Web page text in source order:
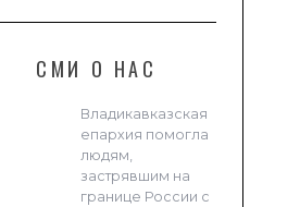
СМИ О НАС
Владикавказская
епархия помогла
людям,
застрявшим на
границе России с
ПРЕСТОЛЬНЫЕ